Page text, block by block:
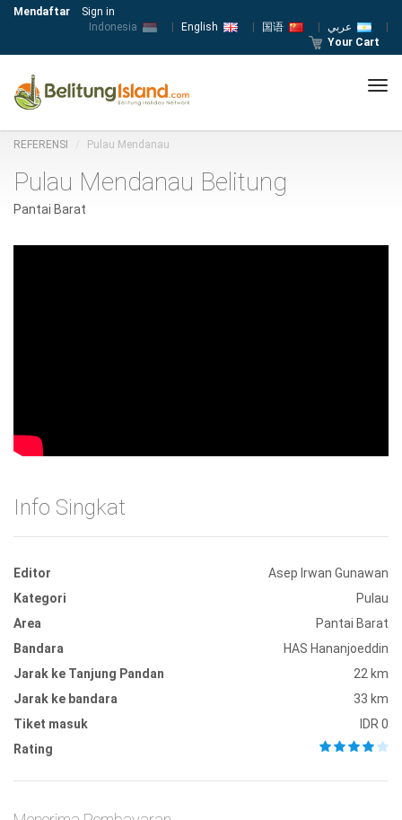
Mendaftar
Sign in
Indonesia
English 国语
Your Cart
REFERENSI Pulau Mendanau
Pulau Mendanau Belitung
Pantai Barat
Info Singkat
Editor
Asep Irwan Gunawan
Kategori
Pulau
Area
Pantai Barat
Bandara
HAS Hananjoeddin
Jarak ke Tanjung Pandan
22 km
Jarak ke bandara
33 km
Tiket masuk
IDR 0
Rating